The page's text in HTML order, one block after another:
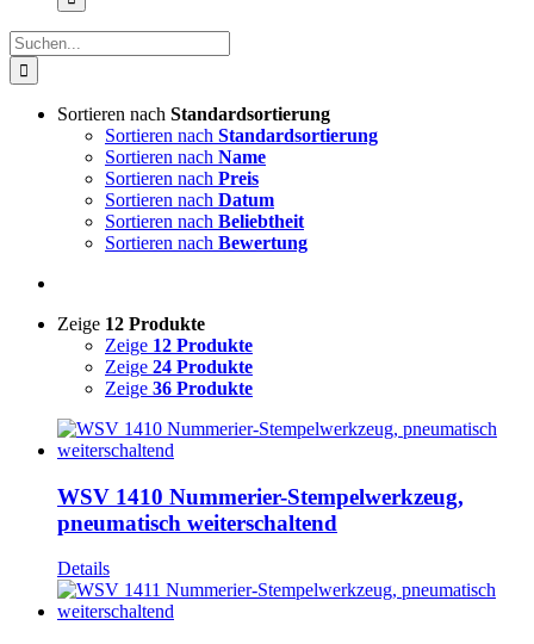
Suche
nach:
Sortieren nach Standardsortierung
Sortieren nach Standardsortierung
Sortieren nach Name
Sortieren nach Preis
Sortieren nach Datum
Sortieren nach Beliebtheit
Sortieren nach Bewertung
Zeige 12 Produkte
Zeige 12 Produkte
Zeige 24 Produkte
Zeige 36 Produkte
WSV 1410 Nummerier-Stempelwerkzeug,
pneumatisch weiterschaltend
Details